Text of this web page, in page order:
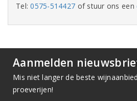
Tel:0575-514427 of stuur ons een
Aanmelden
Mis niet langer de beste
proeverijen!